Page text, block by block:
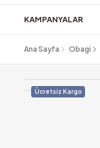
KAMPANYALAR
Ana Sayfa Obagi
Ücretsiz Kargo